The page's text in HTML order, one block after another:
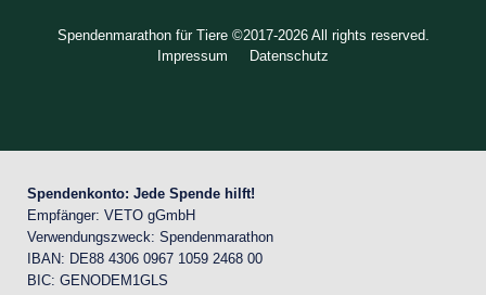
Spendenmarathon für Tiere ©2017-2026 All rights reserved.
Impressum
Datenschutz
Spendenkonto: Jede Spende hilft!
Empfänger: VETO gGmbH
Verwendungszweck: Spendenmarathon
IBAN: DE88 4306 0967 1059 2468 00
BIC: GENODEM1GLS